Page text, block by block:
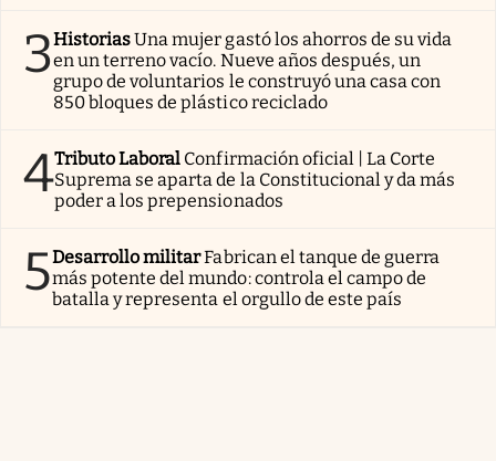
3HistoriasUna mujer gastó los ahorros de su vida
en un terreno vacío. Nueve años después, un
grupo de voluntarios le construyó una casa con
850 bloques de plástico reciclado
4Tributo Laboral Confirmación oficial | La Corte
Suprema se aparta de la Constitucional y da más
poder a los prepensionados
5Desarrollo militarFabrican el tanque de guerra
más potente del mundo: controla el campo de
batalla y representa el orgullo de este país